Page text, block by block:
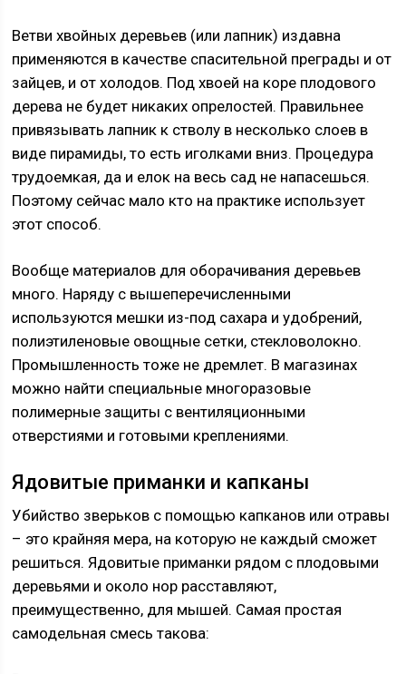
Ветви хвойных деревьев (или лапник) издавна
применяются в качестве спасительной преграды и от
зайцев, и от холодов. Под хвоей на коре плодового
дерева не будет никаких опрелостей. Правильнее
привязывать лапник к стволу в несколько слоев в
виде пирамиды, то есть иголками вниз. Процедура
трудоемкая, да и елок на весь сад не напасешься.
Поэтому сейчас мало кто на практике использует
этот способ.
Вообще материалов для оборачивания деревьев
много. Наряду с вышеперечисленными
используются мешки из-под сахара и удобрений,
полиэтиленовые овощные сетки, стекловолокно.
Промышленность тоже не дремлет. В магазинах
можно найти специальные многоразовые
полимерные защиты с вентиляционными
отверстиями и готовыми креплениями.
Ядовитые приманки и капканы
Убийство зверьков с помощью капканов или отравы
– это крайняя мера, на которую не каждый сможет
решиться. Ядовитые приманки рядом с плодовыми
деревьями и около нор расставляют,
преимущественно, для мышей. Самая простая
самодельная смесь такова: